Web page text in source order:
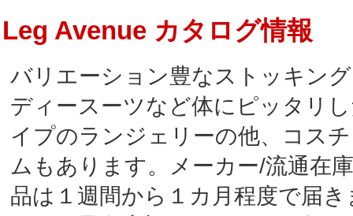
Leg Avenue カタログ情報
バリエーション豊なストッキン
ディースーツなど体にピッタリ
イプのランジェリーの他、コス
ムもあります。メーカー/流通在
品は１週間から１カ月程度で届き